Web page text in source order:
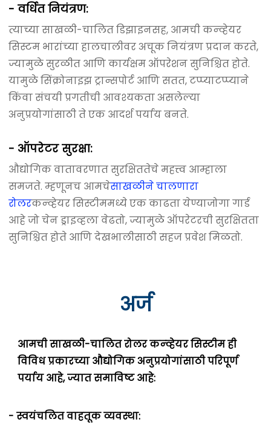
- वर्धित नियंत्रण:
त्याच्या साखळी-चालित डिझाइनसह, आमची कन्व्हेयर
सिस्टम भारांच्या हालचालीवर अचूक नियंत्रण प्रदान करते,
ज्यामुळे सुरळीत आणि कार्यक्षम ऑपरेशन सुनिश्चित होते.
यामुळे सिंक्रोनाइझ ट्रान्सपोर्ट आणि सतत, टप्प्याटप्प्याने
किंवा संचयी प्रगतीची आवश्यकता असलेल्या
अनुप्रयोगांसाठी ते एक आदर्श पर्याय बनते.
- ऑपरेटर सुरक्षा:
औद्योगिक वातावरणात सुरक्षिततेचे महत्त्व आम्हाला
समजते. म्हणूनच आमचेसाखळीने चालणारा
रोलरकन्व्हेयर सिस्टीममध्ये एक काढता येण्याजोगा गार्ड
आहे जो चेन ड्राइव्हला वेढतो, ज्यामुळे ऑपरेटरची सुरक्षितता
सुनिश्चित होते आणि देखभालीसाठी सहज प्रवेश मिळतो.
अर्ज
आमची साखळी-चालित रोलर कन्व्हेयर सिस्टीम ही
विविध प्रकारच्या औद्योगिक अनुप्रयोगांसाठी परिपूर्ण
पर्याय आहे, ज्यात समाविष्ट आहे:
- स्वयंचलित वाहतूक व्यवस्था: